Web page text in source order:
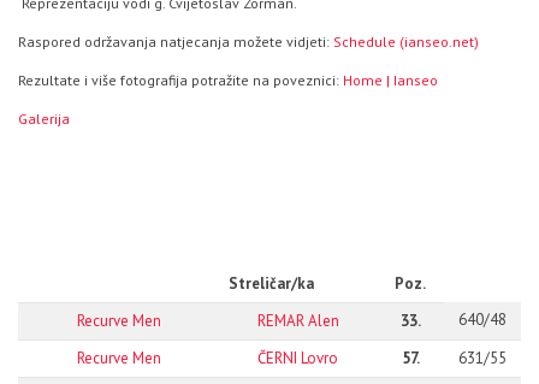
Raspored održavanja natjecanja možete vidjeti: Schedule (ianseo.net)
Rezultate i više fotografija potražite na poveznici: Home | Ianseo
Galerija
Streličar/ka
Poz.
Recurve Men
REMAR Alen 33.
640/48
Recurve Men
ČERNI Lovro 57.
631/55